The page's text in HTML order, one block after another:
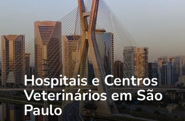
Hospitais e Centros
Veterinários em São
Paulo